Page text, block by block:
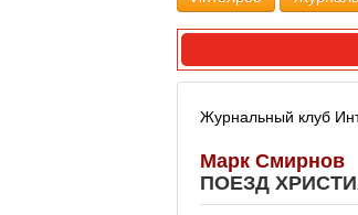
Журнальный клуб
Марк Смирнов
ПОЕЗД